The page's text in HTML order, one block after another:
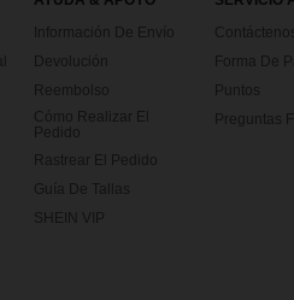
Información De Envío
Devolución
Reembolso
Cómo Realizar El
Pedido
Rastrear El Pedido
Guía De Tallas
SHEIN VIP
Contáctenos
Forma De
Puntos
Preguntas